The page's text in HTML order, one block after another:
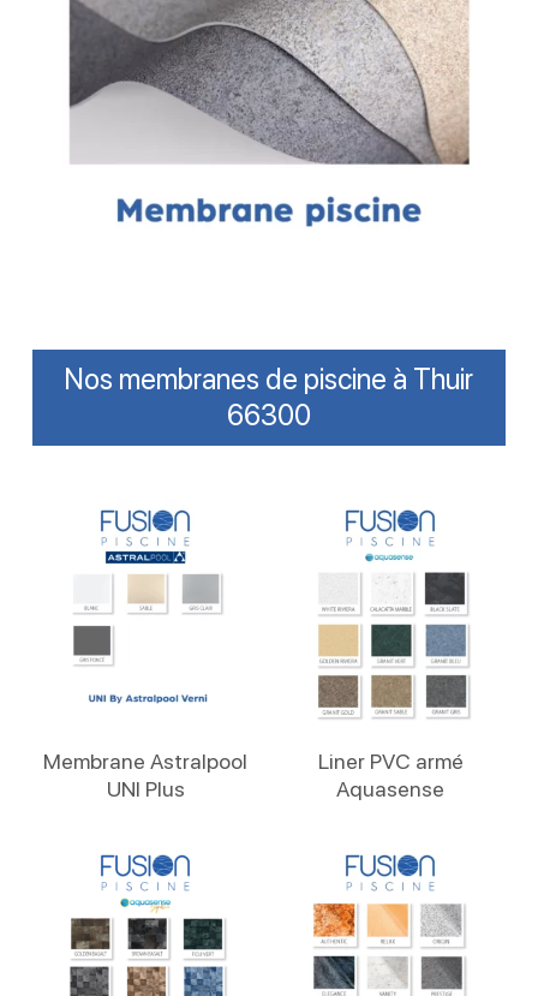
Nos membranes de piscine à Thuir
66300
Membrane Astralpool
UNI Plus
Liner PVC armé
Aquasense